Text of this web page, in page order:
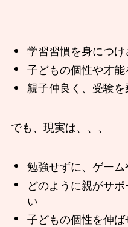
学習習慣を身につ
子どもの個性や才能
親子仲良く、受験
でも、現実は、、、
勉強せずに、ゲー
どのように親がサ
い
子どもの個性を伸